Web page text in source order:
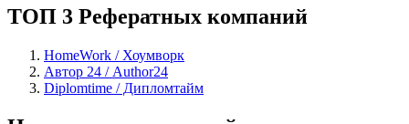
ТОП 3 Рефератных компаний
HomeWork / Хоумворк
Автор 24 / Author24
Diplomtime / Дипломтайм